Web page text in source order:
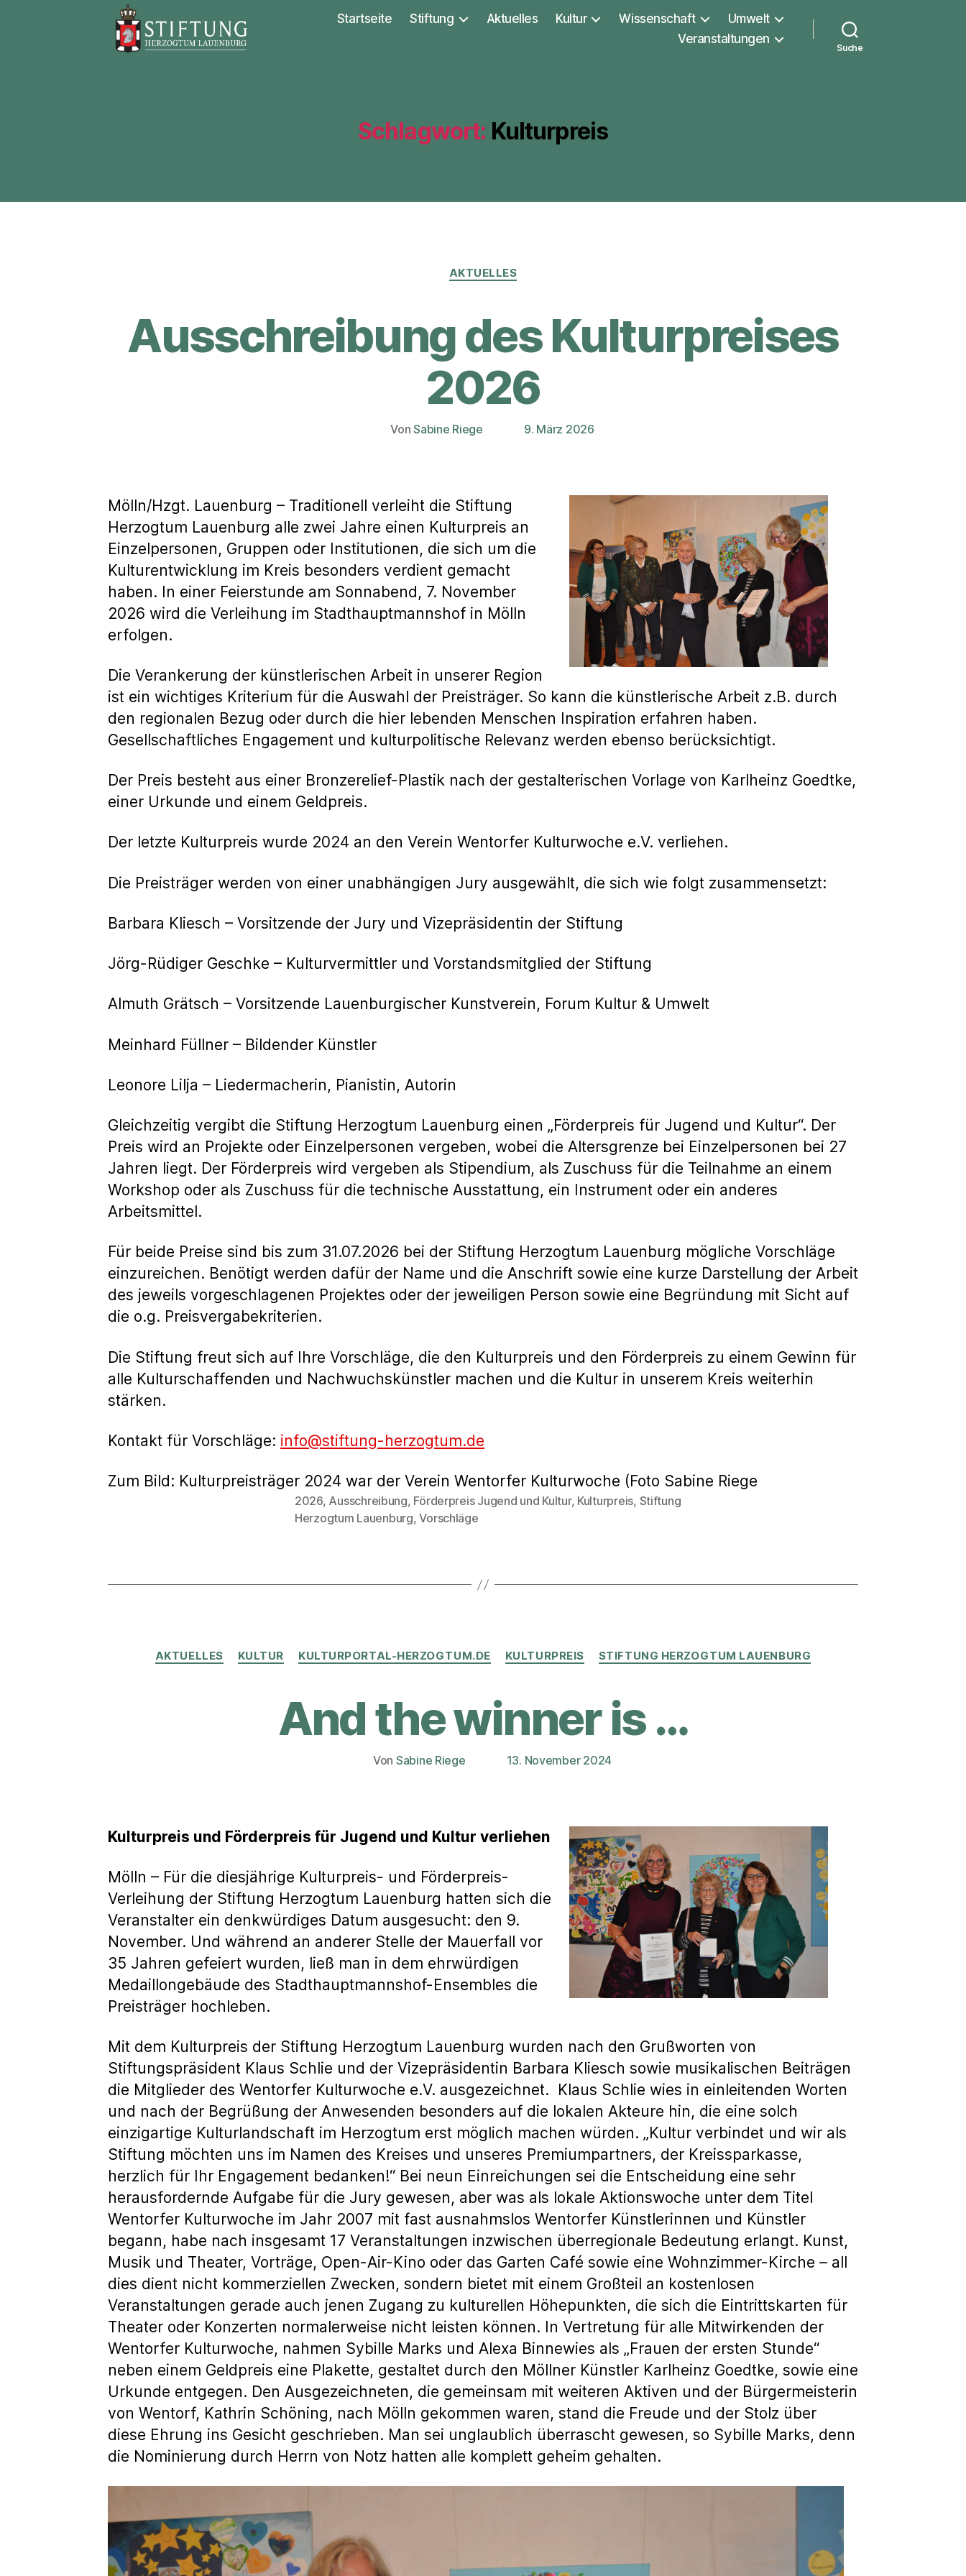
Startseite Stiftung Aktuelles Kultur Wissenschaft
Umwelt
Veranstaltungen
Suche
Schlagwort: Kulturpreis
Kategorien
AKTUELLES
Ausschreibung des Kulturpreises
2026
Beitragsautor
VonSabine Riege Veröffentlichungsdatum
9. März 2026
Mölln/Hzgt. Lauenburg – Traditionell verleiht die Stiftung
Herzogtum Lauenburg alle zwei Jahre einen Kulturpreis an
Einzelpersonen, Gruppen oder Institutionen, die sich um die
Kulturentwicklung im Kreis besonders verdient gemacht
haben. In einer Feierstunde am Sonnabend, 7. November
2026 wird die Verleihung im Stadthauptmannshof in Mölln
erfolgen.
Die Verankerung der künstlerischen Arbeit in unserer Region
ist ein wichtiges Kriterium für die Auswahl der Preisträger. So kann die künstlerische Arbeit z.B. durch
den regionalen Bezug oder durch die hier lebenden Menschen Inspiration erfahren haben.
Gesellschaftliches Engagement und kulturpolitische Relevanz werden ebenso berücksichtigt.
Der Preis besteht aus einer Bronzerelief-Plastik nach der gestalterischen Vorlage von Karlheinz Goedtke,
einer Urkunde und einem Geldpreis.
Der letzte Kulturpreis wurde 2024 an den Verein Wentorfer Kulturwoche e.V. verliehen.
Die Preisträger werden von einer unabhängigen Jury ausgewählt, die sich wie folgt zusammensetzt:
Barbara Kliesch – Vorsitzende der Jury und Vizepräsidentin der Stiftung
Jörg-Rüdiger Geschke – Kulturvermittler und Vorstandsmitglied der Stiftung
Almuth Grätsch – Vorsitzende Lauenburgischer Kunstverein, Forum Kultur & Umwelt
Meinhard Füllner – Bildender Künstler
Leonore Lilja – Liedermacherin, Pianistin, Autorin
Gleichzeitig vergibt die Stiftung Herzogtum Lauenburg einen „Förderpreis für Jugend und Kultur“. Der
Preis wird an Projekte oder Einzelpersonen vergeben, wobei die Altersgrenze bei Einzelpersonen bei 27
Jahren liegt. Der Förderpreis wird vergeben als Stipendium, als Zuschuss für die Teilnahme an einem
Workshop oder als Zuschuss für die technische Ausstattung, ein Instrument oder ein anderes
Arbeitsmittel.
Für beide Preise sind bis zum 31.07.2026 bei der Stiftung Herzogtum Lauenburg mögliche Vorschläge
einzureichen. Benötigt werden dafür der Name und die Anschrift sowie eine kurze Darstellung der Arbeit
des jeweils vorgeschlagenen Projektes oder der jeweiligen Person sowie eine Begründung mit Sicht auf
die o.g. Preisvergabekriterien.
Die Stiftung freut sich auf Ihre Vorschläge, die den Kulturpreis und den Förderpreis zu einem Gewinn für
alle Kulturschaffenden und Nachwuchskünstler machen und die Kultur in unserem Kreis weiterhin
stärken.
Kontakt für Vorschläge: info@stiftung-herzogtum.de
Zum Bild: Kulturpreisträger 2024 war der Verein Wentorfer Kulturwoche (Foto Sabine Riege
Schlagwörter
2026, Ausschreibung, Förderpreis Jugend und Kultur, Kulturpreis, Stiftung
Herzogtum Lauenburg,Vorschläge
Kategorien
AKTUELLES KULTUR KULTURPORTAL-HERZOGTUM.DE KULTURPREIS STIFTUNG HERZOGTUM LAUENBURG
And the winner is …
Beitragsautor
Von Sabine Riege Veröffentlichungsdatum
13. November 2024
Kulturpreis und Förderpreis für Jugend und Kultur verliehen
Mölln – Für die diesjährige Kulturpreis- und Förderpreis-
Verleihung der Stiftung Herzogtum Lauenburg hatten sich die
Veranstalter ein denkwürdiges Datum ausgesucht: den 9.
November. Und während an anderer Stelle der Mauerfall vor
35 Jahren gefeiert wurden, ließ man in dem ehrwürdigen
Medaillongebäude des Stadthauptmannshof-Ensembles die
Preisträger hochleben.
Mit dem Kulturpreis der Stiftung Herzogtum Lauenburg wurden nach den Grußworten von
Stiftungspräsident Klaus Schlie und der Vizepräsidentin Barbara Kliesch sowie musikalischen Beiträgen
die Mitglieder des Wentorfer Kulturwoche e.V. ausgezeichnet. Klaus Schlie wies in einleitenden Worten
und nach der Begrüßung der Anwesenden besonders auf die lokalen Akteure hin, die eine solch
einzigartige Kulturlandschaft im Herzogtum erst möglich machen würden. „Kultur verbindet und wir als
Stiftung möchten uns im Namen des Kreises und unseres Premiumpartners, der Kreissparkasse,
herzlich für Ihr Engagement bedanken!“ Bei neun Einreichungen sei die Entscheidung eine sehr
herausfordernde Aufgabe für die Jury gewesen, aber was als lokale Aktionswoche unter dem Titel
Wentorfer Kulturwoche im Jahr 2007 mit fast ausnahmslos Wentorfer Künstlerinnen und Künstler
begann, habe nach insgesamt 17 Veranstaltungen inzwischen überregionale Bedeutung erlangt. Kunst,
Musik und Theater, Vorträge, Open-Air-Kino oder das Garten Café sowie eine Wohnzimmer-Kirche – all
dies dient nicht kommerziellen Zwecken, sondern bietet mit einem Großteil an kostenlosen
Veranstaltungen gerade auch jenen Zugang zu kulturellen Höhepunkten, die sich die Eintrittskarten für
Theater oder Konzerten normalerweise nicht leisten können. In Vertretung für alle Mitwirkenden der
Wentorfer Kulturwoche, nahmen Sybille Marks und Alexa Binnewies als „Frauen der ersten Stunde“
neben einem Geldpreis eine Plakette, gestaltet durch den Möllner Künstler Karlheinz Goedtke, sowie eine
Urkunde entgegen. Den Ausgezeichneten, die gemeinsam mit weiteren Aktiven und der Bürgermeisterin
von Wentorf, Kathrin Schöning, nach Mölln gekommen waren, stand die Freude und der Stolz über
diese Ehrung ins Gesicht geschrieben. Man sei unglaublich überrascht gewesen, so Sybille Marks, denn
die Nominierung durch Herrn von Notz hatten alle komplett geheim gehalten.